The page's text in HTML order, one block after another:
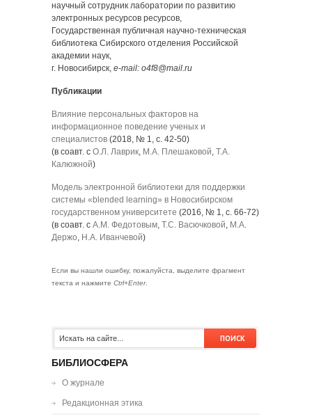
научный сотрудник лаборатории по развитию
электронных ресурсов ресурсов,
Государственная публичная научно-техническая
библиотека Сибирского отделения Российской
академии наук,
г. Новосибирск, e-mail: o4f8@mail.ru
Публикации
Влияние персональных факторов на
информационное поведение ученых и
специалистов (2018, № 1, с. 42-50)
(в соавт. с О.Л. Лаврик, М.А. Плешаковой, Т.А.
Калюжной)
Модель электронной библиотеки для поддержки
системы «blended learning» в Новосибирском
государственном университете (2016, № 1, с. 66-72)
(в соавт. с А.М. Федотовым, Т.С. Васючковой, М.А.
Держо, Н.А. Иванчевой)
Если вы нашли ошибку, пожалуйста, выделите фрагмент
текста и нажмите Ctrl+Enter.
БИБЛИОСФЕРА
О журнале
Редакционная этика